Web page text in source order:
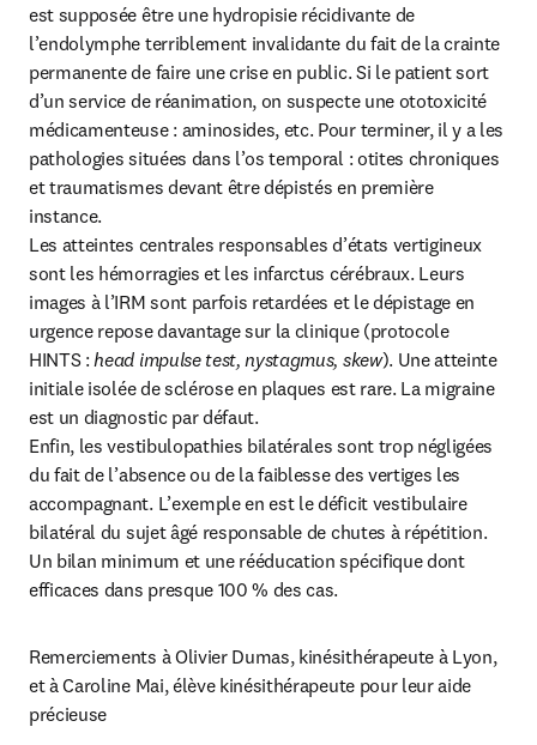
est supposée être une hydropisie récidivante de
l’endolymphe terriblement invalidante du fait de la crainte
permanente de faire une crise en public. Si le patient sort
d’un service de réanimation, on suspecte une ototoxicité
médicamenteuse : aminosides, etc. Pour terminer, il y a les
pathologies situées dans l’os temporal : otites chroniques
et traumatismes devant être dépistés en première
instance.
Les atteintes centrales responsables d’états vertigineux
sont les hémorragies et les infarctus cérébraux. Leurs
images à l’IRM sont parfois retardées et le dépistage en
urgence repose davantage sur la clinique (protocole
HINTS : head impulse test, nystagmus, skew). Une atteinte
initiale isolée de sclérose en plaques est rare. La migraine
est un diagnostic par défaut.
Enfin, les vestibulopathies bilatérales sont trop négligées
du fait de l’absence ou de la faiblesse des vertiges les
accompagnant. L’exemple en est le déficit vestibulaire
bilatéral du sujet âgé responsable de chutes à répétition.
Un bilan minimum et une rééducation spécifique dont
efficaces dans presque 100 % des cas.
Remerciements à Olivier Dumas, kinésithérapeute à Lyon,
et à Caroline Mai, élève kinésithérapeute pour leur aide
précieuse